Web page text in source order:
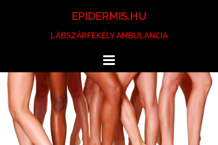
EPIDERMIS.HU
LÁBSZÁRFEKÉLY AMBULANCIA